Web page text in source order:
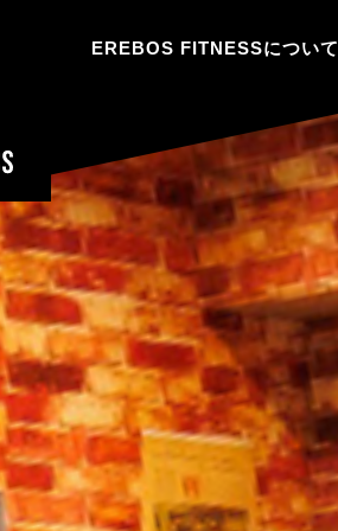
EREBOS FITNESSについて